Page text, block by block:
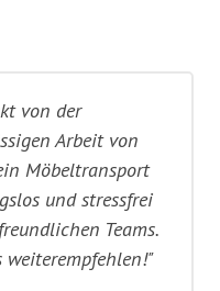
von der
Arbeit von
Möbeltransport
und stressfrei
Teams.